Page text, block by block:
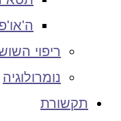
ריפוי
נומרולוגיה
תקשורת